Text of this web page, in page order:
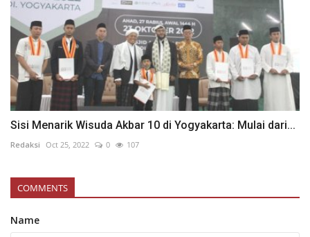
Sisi Menarik Wisuda Akbar 10 di Yogyakarta: Mulai dari...
Redaksi Oct 25, 2022 0 107
COMMENTS
Name